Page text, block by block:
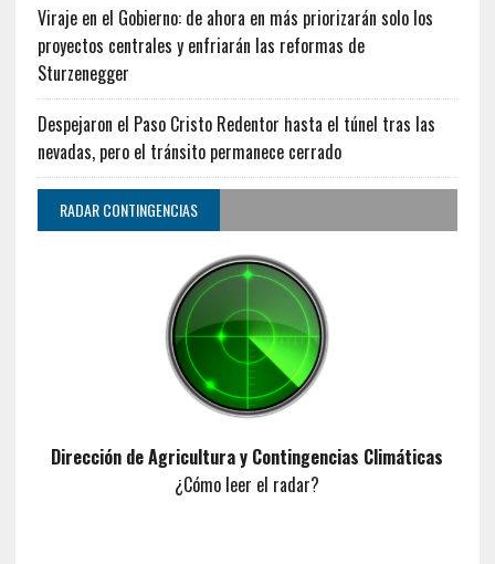
Viraje en el Gobierno: de ahora en más priorizarán solo los
proyectos centrales y enfriarán las reformas de
Sturzenegger
Despejaron el Paso Cristo Redentor hasta el túnel tras las
nevadas, pero el tránsito permanece cerrado
RADAR CONTINGENCIAS
Dirección de Agricultura y Contingencias Climáticas
¿Cómo leer el radar?